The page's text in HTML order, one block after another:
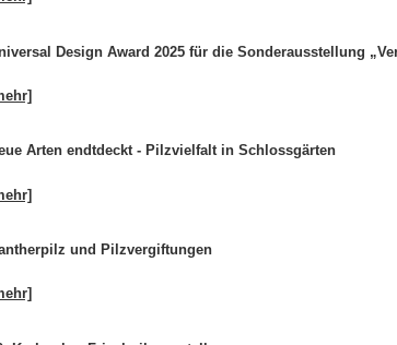
Design Award 2025 für die Sonderausstellung
Arten endtdeckt - Pilzvielfalt in Schlossgärten
und Pilzvergiftungen